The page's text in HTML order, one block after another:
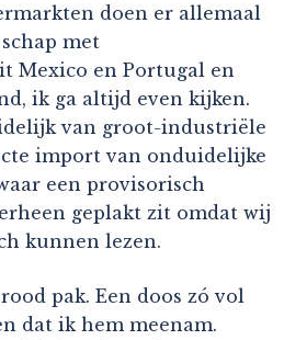
doen er allemaal
met
Mexico en Portugal en
ik ga altijd even kijken.
van groot-industriële
import van onduidelijke
een provisorisch
geplakt zit omdat wij
kunnen lezen.
pak. Een doos zó vol
dat ik hem meenam.